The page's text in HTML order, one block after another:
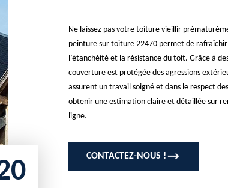
Ne laissez pas votre toiture vieillir
peinture sur toiture 22470 permet de
l’étanchéité et la résistance du toit. Grâce à
couverture est protégée des agressions
assurent un travail soigné et dans le respect
obtenir une estimation claire et détaillée sur
ligne.
CONTACTEZ-NOUS !